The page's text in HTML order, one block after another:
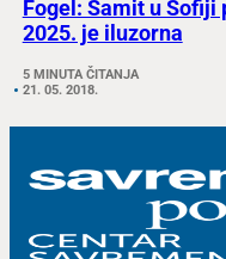
Fogel: Samit u
2025. je iluzorna
5 MINUTA ČITANJA
21. 05. 2018.